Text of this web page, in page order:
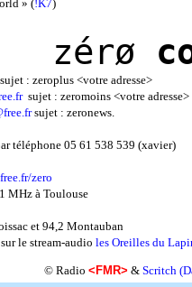
» (!K7)
zérø
: zeroplus <votre adresse>
sujet : zeromoins <votre adresse>
sujet : zeronews.
téléphone 05 61 538 539 (xavier)
zero
MHz à Toulouse
et 94,2 Montauban
le stream-audio les Oreilles du
© Radio <FMR> & Scritch